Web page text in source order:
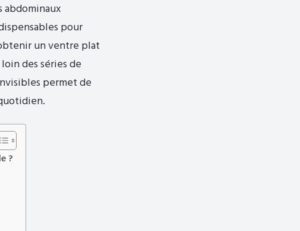
pour
un ventre plat
des séries de
permet de
?